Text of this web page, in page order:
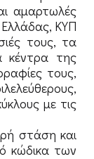
αμαρτωλές
Ελλάδας, ΚΥΠ
τους, τα
κέντρα της
τους,
με τις
στάση και
κώδικα των